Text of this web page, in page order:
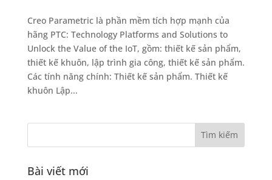
Creo Parametric là phần mềm tích hợp mạnh của
hãng PTC: Technology Platforms and Solutions to
Unlock the Value of the IoT, gồm: thiết kế sản phẩm,
thiết kế khuôn, lập trình gia công, thiết kế sản phẩm.
Các tính năng chính: Thiết kế sản phẩm. Thiết kế
khuôn Lập...
Bài viết mới